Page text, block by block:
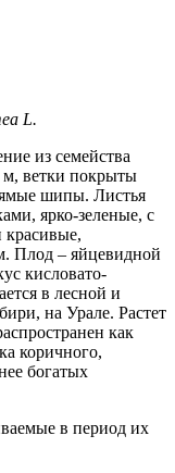
L.
из семейства
м, ветки покрыты
шипы. Листья
ярко-зеленые, с
Плод – яйцевидной
кисловато-
в лесной и
на Урале. Растет
как
коричного,
богатых
в период их